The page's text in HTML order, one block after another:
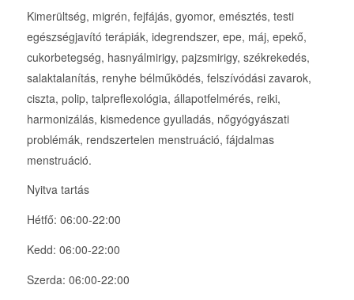
Kimerültség, migrén, fejfájás, gyomor, emésztés, testi
egészségjavító terápiák, idegrendszer, epe, máj, epekő,
cukorbetegség, hasnyálmirigy, pajzsmirigy, székrekedés,
salaktalanítás, renyhe bélműködés, felszívódási zavarok,
ciszta, polip, talpreflexológia, állapotfelmérés, reiki,
harmonizálás, kismedence gyulladás, nőgyógyászati
problémák, rendszertelen menstruáció, fájdalmas
menstruáció.
Nyitva tartás
Hétfő: 06:00-22:00
Kedd: 06:00-22:00
Szerda: 06:00-22:00